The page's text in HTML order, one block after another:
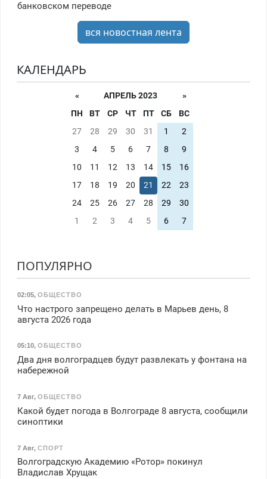
банковском переводе
вся новостная лента
КАЛЕНДАРЬ
« АПРЕЛЬ 2023
»
ПН
ВТ СР ЧТ ПТ СБ
ВС
27
28 29 30 31 1
2
3
4 5 6 7 8
9
10
11 12 13 14 15
16
17
18 19 20 21 22
23
24
25 26 27 28 29
30
1
2 3 4 5 6 7
ПОПУЛЯРНО
02:05, ОБЩЕСТВО
Что настрого запрещено делать в Марьев день, 8
августа 2026 года
05:10, ОБЩЕСТВО
Два дня волгоградцев будут развлекать у фонтана на
набережной
7 Авг, ОБЩЕСТВО
Какой будет погода в Волгограде 8 августа, сообщили
синоптики
7 Авг, СПОРТ
Волгоградскую Академию «Ротор» покинул
Владислав Хрущак